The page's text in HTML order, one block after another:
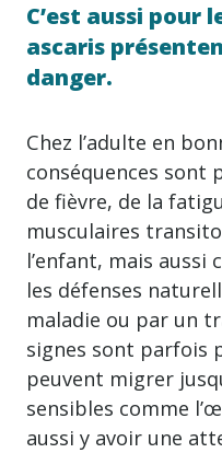
C’est aussi pour
ascaris
danger.
Chez l’adulte en
conséquences sont
de fièvre, de la
musculaires
l’enfant, mais aussi
les défenses
maladie ou par un
signes sont parfois
peuvent migrer
sensibles comme
aussi y avoir une